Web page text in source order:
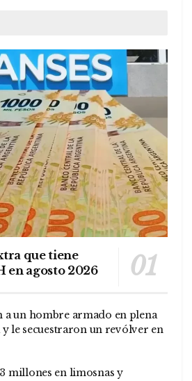
que tiene
en agosto 2026
a un hombre armado en plena
le secuestraron un revólver en
millones en limosnas y